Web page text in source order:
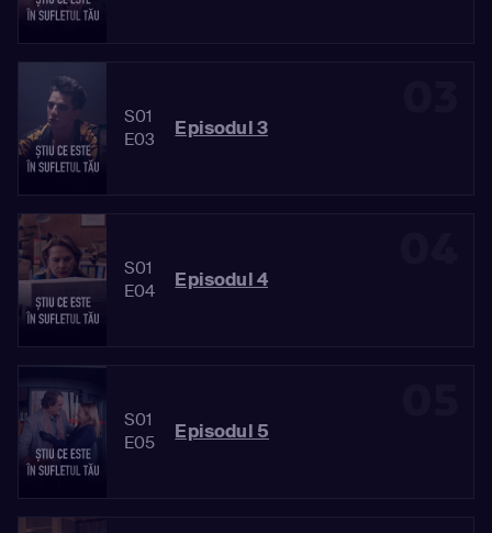
S01
E03
Episodul 3
S01
E04
Episodul 4
S01
E05
Episodul 5